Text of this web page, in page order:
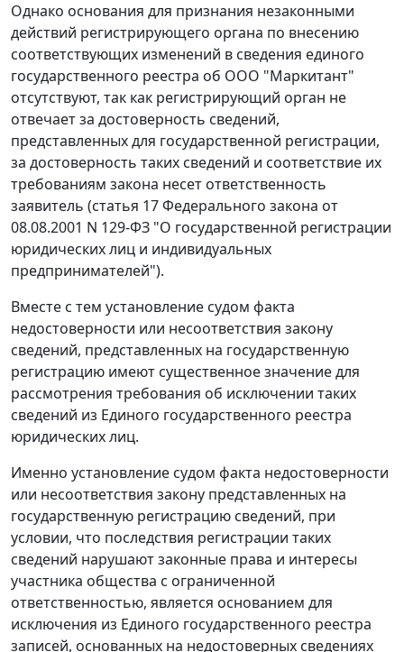
Однако основания для признания незаконными
действий регистрирующего органа по внесению
соответствующих изменений в сведения единого
государственного реестра об ООО "Маркитант"
отсутствуют, так как регистрирующий орган не
отвечает за достоверность сведений,
представленных для государственной регистрации,
за достоверность таких сведений и соответствие их
требованиям закона несет ответственность
заявитель (статья 17 Федерального закона от
08.08.2001 N 129-ФЗ "О государственной регистрации
юридических лиц и индивидуальных
предпринимателей").
Вместе с тем установление судом факта
недостоверности или несоответствия закону
сведений, представленных на государственную
регистрацию имеют существенное значение для
рассмотрения требования об исключении таких
сведений из Единого государственного реестра
юридических лиц.
Именно установление судом факта недостоверности
или несоответствия закону представленных на
государственную регистрацию сведений, при
условии, что последствия регистрации таких
сведений нарушают законные права и интересы
участника общества с ограниченной
ответственностью, является основанием для
исключения из Единого государственного реестра
записей, основанных на недостоверных сведениях